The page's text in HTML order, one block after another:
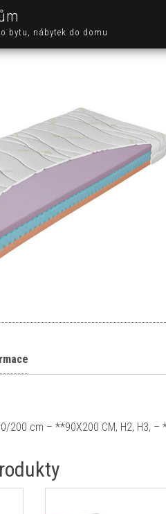
bytu, nábytek do domu
200 cm – **90X200 CM, H2, H3, –